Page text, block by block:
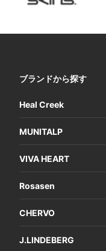
ブランドから探す
Heal Creek
MUNITALP
VIVA HEART
Rosasen
CHERVO
J.LINDEBERG